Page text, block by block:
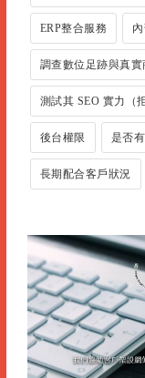
ERP整合服務
調查數位足跡與真實
測試其 SEO 實力（
後台權限 是否
長期配合客戶狀況